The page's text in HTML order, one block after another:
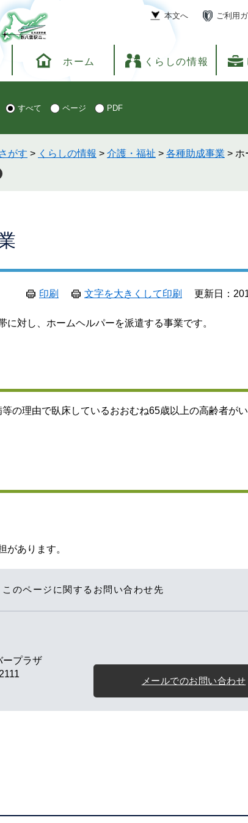
本文へ ご利用
ホーム くらしの情報
検 すべて ページ PDF
がす > くらしの情報 > 介護・福祉 > 各種助成事業 > ホ
印刷 文字を大きくして印刷 更新日：
に対し、ホームヘルパーを派遣する事業です。
の理由で臥床しているおおむね65歳以上の高齢者が
があります。
このページに関するお問い合わせ先
ープラザ
メールでのお問い合わせ